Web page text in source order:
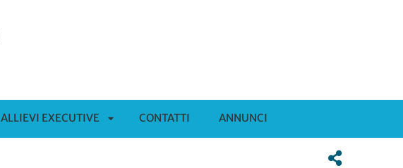
ALLIEVI EXECUTIVE CONTATTI ANNUNCI